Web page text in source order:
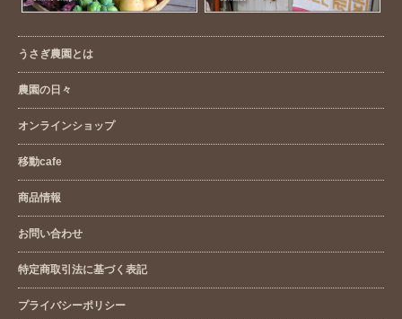
うさぎ農園とは
農園の日々
オンラインショップ
移動cafe
商品情報
お問い合わせ
特定商取引法に基づく表記
プライバシーポリシー